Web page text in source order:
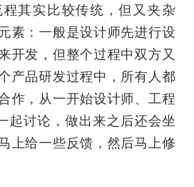
程其实比较传统，但又夹杂
素：一般是设计师先进行设
开发，但整个过程中双方又
产品研发过程中，所有人都
作，从一开始设计师、工程
起讨论，做出来之后还会坐
上给一些反馈，然后马上修